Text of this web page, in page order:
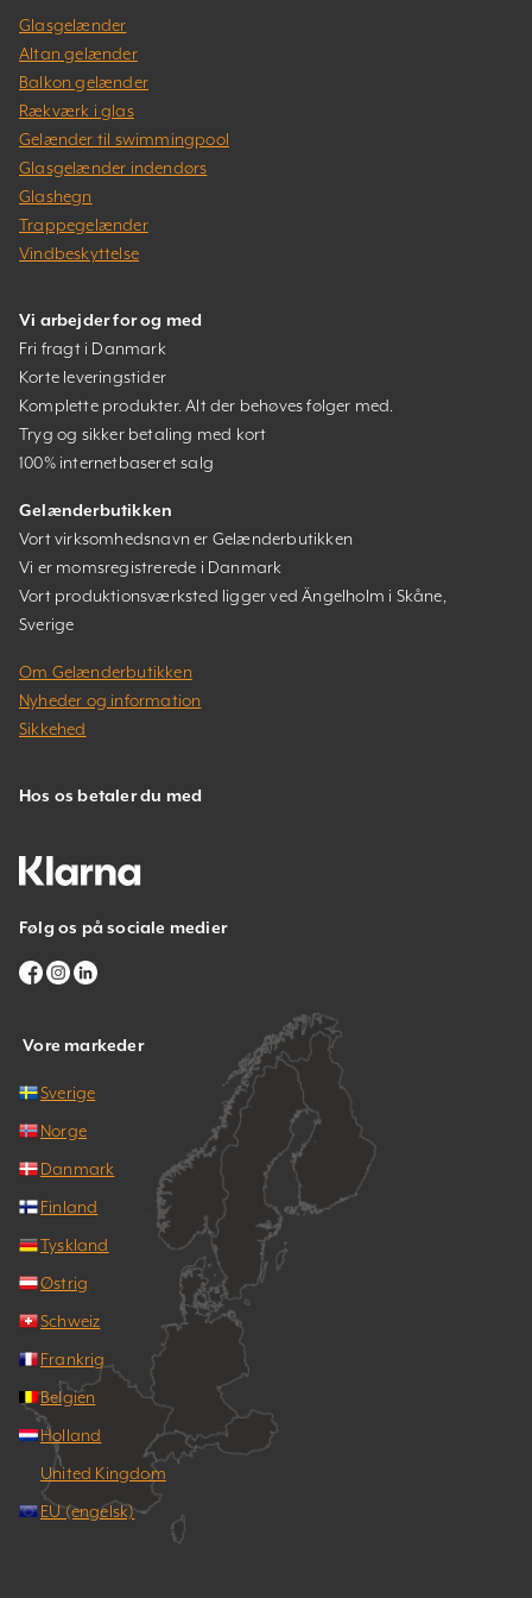
Glasgelænder
Altan gelænder
Balkon gelænder
Rækværk i glas
Gelænder til swimmingpool
Glasgelænder indendørs
Glashegn
Trappegelænder
Vindbeskyttelse
Vi arbejder for og med
Fri fragt i Danmark
Korte leveringstider
Komplette produkter. Alt der behøves følger med.
Tryg og sikker betaling med kort
100% internetbaseret salg
Gelænderbutikken
Vort virksomhedsnavn er Gelænderbutikken
Vi er momsregistrerede i Danmark
Vort produktionsværksted ligger ved Ängelholm i Skåne,
Sverige
Om Gelænderbutikken
Nyheder og information
Sikkehed
Hos os betaler du med
Følg os på sociale medier
Vore markeder
Sverige
Norge
Danmark
Finland
Tyskland
Østrig
Schweiz
Frankrig
Belgien
Holland
United Kingdom
EU (engelsk)